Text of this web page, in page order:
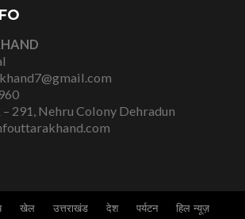
291, Nehru Colony Dehradun
खेल उत्तराखंड देश पर्यटन हिल न्यूज़